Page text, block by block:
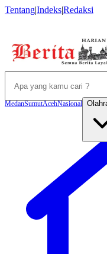
Tentang|Indeks|Redaksi
MedanSumutAcehNasional